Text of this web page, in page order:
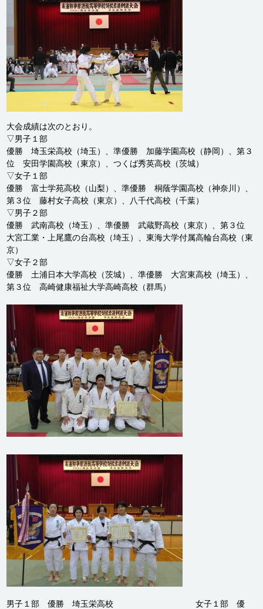
大会成績は次のとおり。
▽男子１部
優勝 埼玉栄高校（埼玉）、準優勝 加藤学園高校（静岡）、第３
位 安田学園高校（東京）、つくば秀英高校（茨城）
▽女子１部
優勝 富士学苑高校（山梨）、準優勝 桐蔭学園高校（神奈川）、
第３位 藤村女子高校（東京）、八千代高校（千葉）
▽男子２部
優勝 武南高校（埼玉）、準優勝 武蔵野高校（東京）、第３位
大宮工業・上尾鷹の台高校（埼玉）、東海大学付属高輪台高校（東
京）
▽女子２部
優勝 土浦日本大学高校（茨城）、準優勝 大宮東高校（埼玉）、
第３位 高崎健康福祉大学高崎高校（群馬）
男子１部 優勝 埼玉栄高校 女子１部 優